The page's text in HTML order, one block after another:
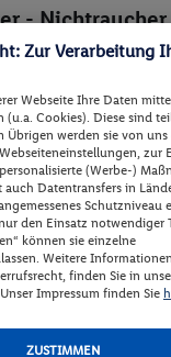
- Nichtraucher
- Nichtraucher
nachgereicht
- Nichtraucher
GmbH
Zur Verarbeitung
Webseite Ihre Daten
(u.a. Cookies). Diese sind
werden sie von uns
zur
(Werbe-)
Datentransfers in
Schutzniveau
den Einsatz notwendiger
können sie einzelne
Weitere
finden Sie in
Impressum finden Sie
ZUSTIMMEN